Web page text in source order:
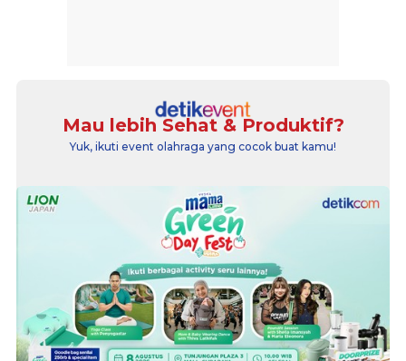
Mau lebih Sehat & Produktif?
Yuk, ikuti event olahraga yang cocok buat kamu!